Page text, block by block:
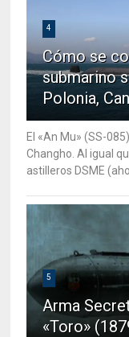
4
Cómo se
submarino
Polonia,
El «An Mu» (SS-
Changho. Al igual
astilleros DSME
5
Arma
«Toro»